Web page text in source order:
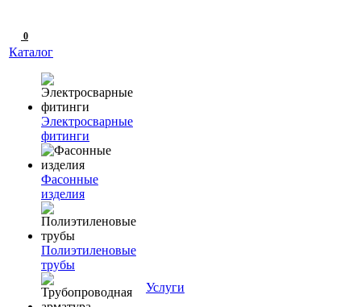
0
Каталог
Электросварные
фитинги
Фасонные
изделия
Полиэтиленовые
трубы
Услуги